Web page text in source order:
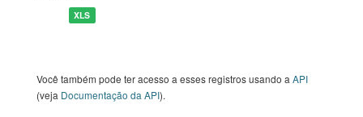
XLS
Você também pode ter acesso a esses registros usando a API
(veja Documentação da API).